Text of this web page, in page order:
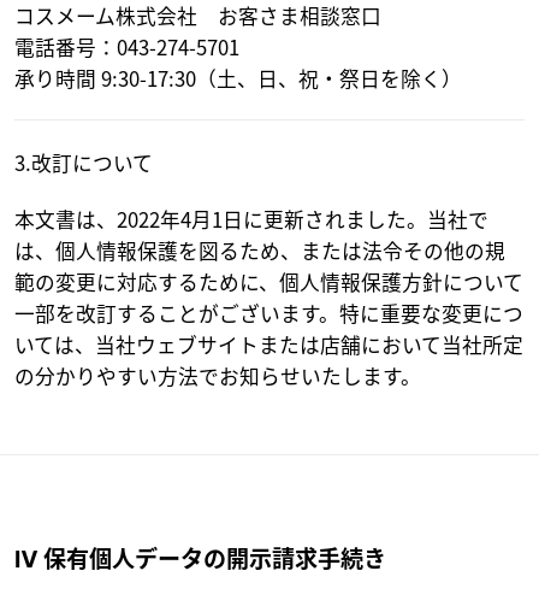
コスメーム株式会社 お客さま相談窓口
電話番号：043-274-5701
承り時間 9:30-17:30（土、日、祝・祭日を除く）
3.改訂について
本文書は、2022年4月1日に更新されました。当社で
は、個人情報保護を図るため、または法令その他の規
範の変更に対応するために、個人情報保護方針について
一部を改訂することがございます。特に重要な変更につ
いては、当社ウェブサイトまたは店舗において当社所定
の分かりやすい方法でお知らせいたします。
Ⅳ 保有個人データの開示請求手続き